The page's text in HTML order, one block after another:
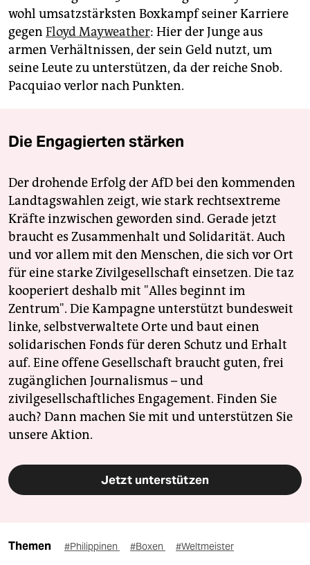
wohl umsatzstärksten Boxkampf seiner Karriere
gegen Floyd Mayweather: Hier der Junge aus
armen Verhältnissen, der sein Geld nutzt, um
seine Leute zu unterstützen, da der reiche Snob.
Pacquiao verlor nach Punkten.
Die Engagierten stärken
Der drohende Erfolg der AfD bei den kommenden
Landtagswahlen zeigt, wie stark rechtsextreme
Kräfte inzwischen geworden sind. Gerade jetzt
braucht es Zusammenhalt und Solidarität. Auch
und vor allem mit den Menschen, die sich vor Ort
für eine starke Zivilgesellschaft einsetzen. Die taz
kooperiert deshalb mit "Alles beginnt im
Zentrum". Die Kampagne unterstützt bundesweit
linke, selbstverwaltete Orte und baut einen
solidarischen Fonds für deren Schutz und Erhalt
auf. Eine offene Gesellschaft braucht guten, frei
zugänglichen Journalismus – und
zivilgesellschaftliches Engagement. Finden Sie
auch? Dann machen Sie mit und unterstützen Sie
unsere Aktion.
Jetzt unterstützen
Themen #Philippinen #Boxen #Weltmeister